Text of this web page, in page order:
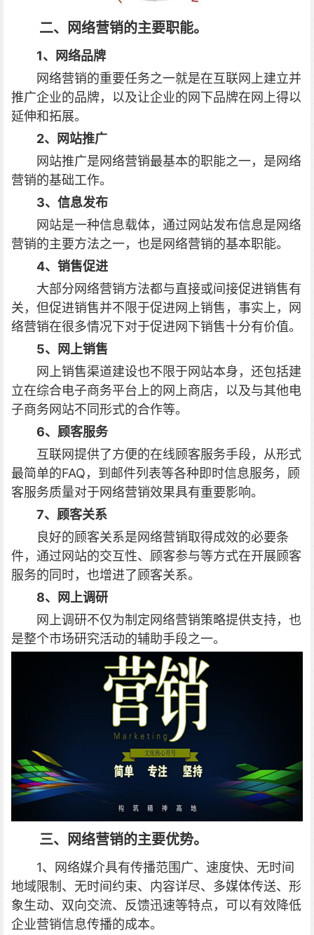
二、网络营销的主要职能。
1、网络品牌
网络营销的重要任务之一就是在互联网上建立并
推广企业的品牌，以及让企业的网下品牌在网上得以
延伸和拓展。
2、网站推广
网站推广是网络营销最基本的职能之一，是网络
营销的基础工作。
3、 信息发布
网站是一种信息载体，通过网站发布信息是网络
营销的主要方法之一，也是网络营销的基本职能。
4、销售促进
大部分网络营销方法都与直接或间接促进销售有
关，但促进销售并不限于促进网上销售，事实上，网
络营销在很多情况下对于促进网下销售十分有价值。
5、网上销售
网上销售渠道建设也不限于网站本身，还包括建
立在综合电子商务平台上的网上商店，以及与其他电
子商务网站不同形式的合作等。
6、顾客服务
互联网提供了方便的在线顾客服务手段，从形式
最简单的FAQ，到邮件列表等各种即时信息服务，顾
客服务质量对于网络营销效果具有重要影响。
7、顾客关系
良好的顾客关系是网络营销取得成效的必要条
件，通过网站的交互性、顾客参与等方式在开展顾客
服务的同时，也增进了顾客关系。
8、网上调研
网上调研不仅为制定网络营销策略提供支持，也
是整个市场研究活动的辅助手段之一。
三、网络营销的主要优势。
1、网络媒介具有传播范围广、速度快、无时间
地域限制、无时间约束、内容详尽、多媒体传送、形
象生动、双向交流、反馈迅速等特点，可以有效降低
企业营销信息传播的成本。